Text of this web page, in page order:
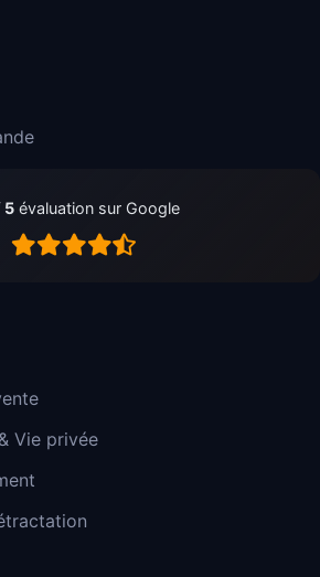
5 évaluation sur Google
Vie privée